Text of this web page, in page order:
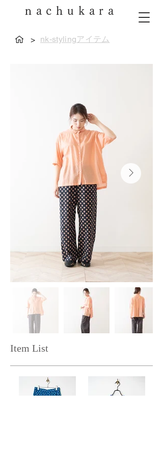
nachukara
> nk-stylingアイテム
Item List